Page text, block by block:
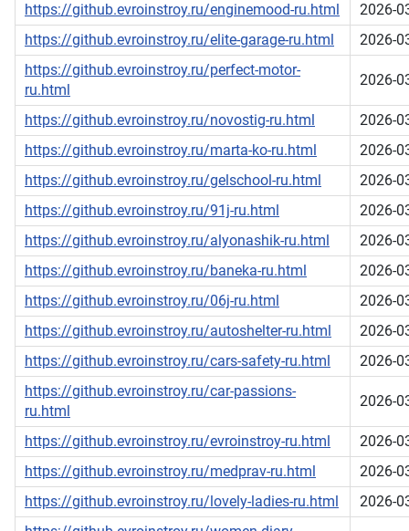
https://github.evroinstroy.ru/enginemood-ru.html
2026-
https://github.evroinstroy.ru/elite-garage-ru.html
2026-
https://github.evroinstroy.ru/perfect-motor-
ru.html
2026-
https://github.evroinstroy.ru/novostig-ru.html
2026-
https://github.evroinstroy.ru/marta-ko-ru.html
2026-
https://github.evroinstroy.ru/gelschool-ru.html
2026-
https://github.evroinstroy.ru/91j-ru.html
2026-
https://github.evroinstroy.ru/alyonashik-ru.html
2026-
https://github.evroinstroy.ru/baneka-ru.html
2026-
https://github.evroinstroy.ru/06j-ru.html
2026-
https://github.evroinstroy.ru/autoshelter-ru.html
2026-
https://github.evroinstroy.ru/cars-safety-ru.html
2026-
https://github.evroinstroy.ru/car-passions-
ru.html
2026-
https://github.evroinstroy.ru/evroinstroy-ru.html
2026-
https://github.evroinstroy.ru/medprav-ru.html
2026-
https://github.evroinstroy.ru/lovely-ladies-ru.html
2026-